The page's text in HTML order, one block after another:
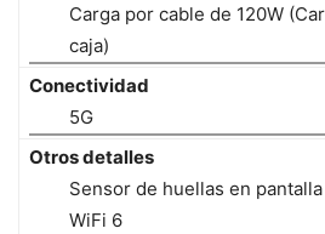
Carga por cable de 120W
caja)
Conectividad
5G
Otros detalles
Sensor de huellas en pantalla
WiFi 6